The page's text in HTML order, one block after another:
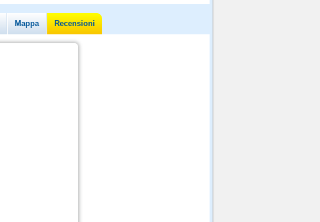
Mappa Recensioni